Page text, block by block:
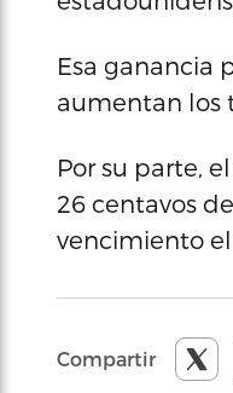
Esa ganancia
aumentan los
Por su parte,
26 centavos
vencimiento el
Compartir